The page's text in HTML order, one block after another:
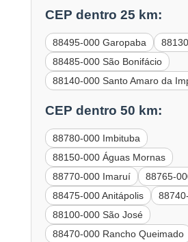
CEP dentro 25 km:
88495-000 Garopaba
88485-000 São Bonifácio
88140-000 Santo Amaro da
CEP dentro 50 km:
88780-000 Imbituba
88150-000 Águas Mornas
88770-000 Imaruí
88765-
88475-000 Anitápolis
88100-000 São José
88470-000 Rancho Queimado